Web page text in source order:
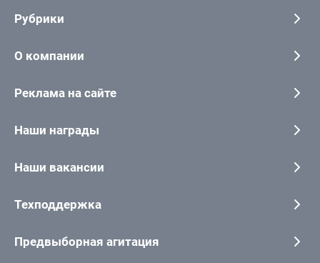
Рубрики
О компании
Реклама на сайте
Наши награды
Наши вакансии
Техподдержка
Предвыборная агитация